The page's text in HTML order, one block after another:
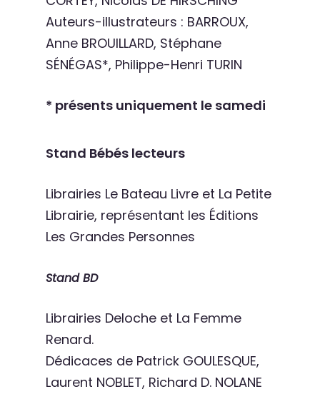
Auteurs-illustrateurs : BARROUX,
Anne BROUILLARD, Stéphane
SÉNÉGAS*, Philippe-Henri TURIN
* présents uniquement le samedi
Stand Bébés lecteurs
Librairies Le Bateau Livre et La Petite
Librairie, représentant les Éditions
Les Grandes Personnes
Stand BD
Librairies Deloche et La Femme
Renard.
Dédicaces de Patrick GOULESQUE,
Laurent NOBLET, Richard D. NOLANE